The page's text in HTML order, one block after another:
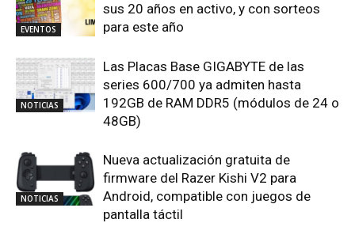
EVENTOS
sus 20 años en activo, y con sorteos
para este año
NOTICIAS
Las Placas Base GIGABYTE de las
series 600/700 ya admiten hasta
192GB de RAM DDR5 (módulos de 24 o
48GB)
NOTICIAS
Nueva actualización gratuita de
firmware del Razer Kishi V2 para
Android, compatible con juegos de
pantalla táctil